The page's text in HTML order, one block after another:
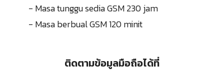
- Masa tunggu sedia GSM 230 jam
- Masa berbual GSM 120 minit
ติดตามข้อมูลมือถือได้ที่